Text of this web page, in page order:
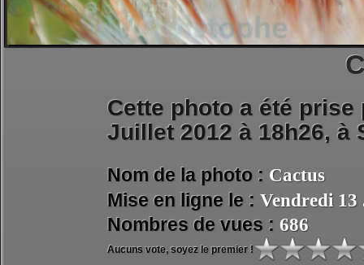
Cette photo a été
Juillet 2012 à 18h26, à
Nom de la photo : Cactus
Mise en ligne le : Vendredi 13
Nombres de vues : 686
Aucuns vote, soyez le premier !